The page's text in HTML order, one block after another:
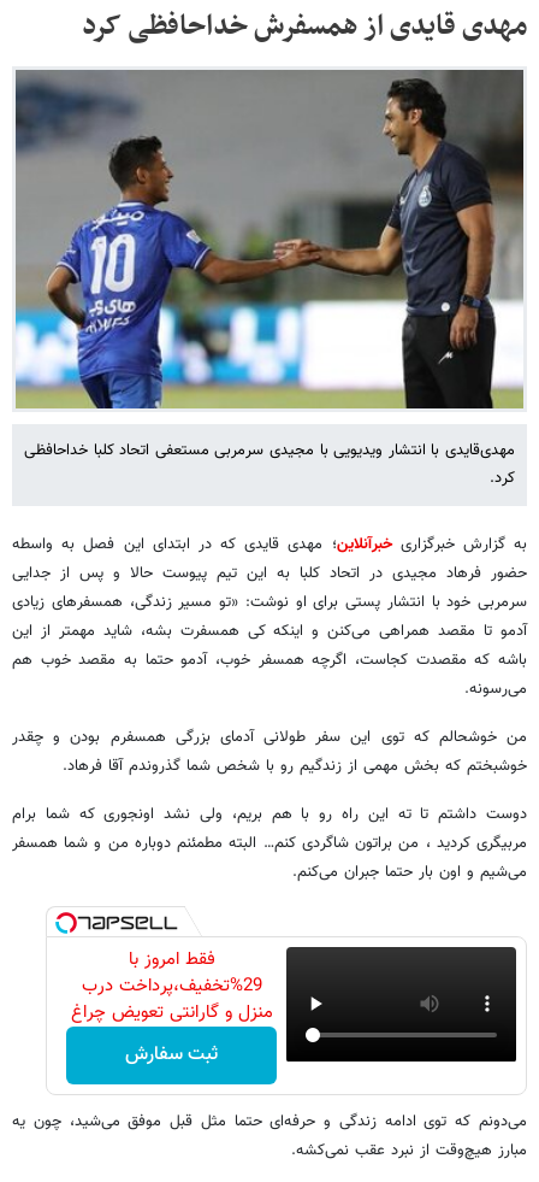
مهدی قایدی از همسفرش خداحافظی کرد
مهدی‌قایدی با انتشار ویدیویی با مجیدی سرمربی مستعفی اتحاد کلبا خداحافظی
کرد.
به گزارش خبرگزاریخبرآنلاین؛ مهدی قایدی که در ابتدای این فصل به واسطه
حضور فرهاد مجیدی در اتحاد کلبا به این تیم پیوست حالا و پس از جدایی
سرمربی خود با انتشار پستی برای او نوشت: «تو مسیر زندگی، همسفرهای زیادی
آدمو تا مقصد همراهی می‌کنن و اینکه کی همسفرت بشه، شاید مهمتر از این
باشه که مقصدت کجاست، اگرچه همسفر خوب، آدمو حتما به مقصد خوب هم
می‌رسونه.
من خوشحالم که توی این سفر طولانی آدمای بزرگی همسفرم بودن و چقدر
خوشبختم که بخش مهمی از زندگیم رو با شخص شما گذروندم آقا فرهاد.
دوست داشتم تا ته این راه رو با هم بریم، ولی نشد اونجوری که شما برام
مربیگری کردید ، من براتون شاگردی کنم… البته مطمئنم دوباره من و شما همسفر
می‌شیم و اون بار حتما جبران می‌کنم.
فقط امروز با
29%تخفیف،پرداخت درب
منزل و گارانتی تعویض چراغ
ثبت سفارش
می‌دونم که توی ادامه زندگی و حرفه‌ای‌ حتما مثل قبل موفق می‌شید، چون یه
مبارز هیچ‌وقت از نبرد عقب نمی‌کشه.